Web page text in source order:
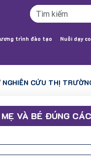
trình đào tạo Nuôi dạy
NGHIÊN CỨU THỊ
VÀ BÉ ĐÚNG